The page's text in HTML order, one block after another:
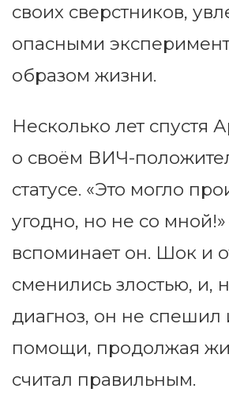
своих сверстников,
опасными
образом жизни.
Несколько лет спустя
о своём ВИЧ-
статусе. «Это могло
угодно, но не со
вспоминает он. Шок и
сменились злостью, и,
диагноз, он не спешил
помощи, продолжая
считал правильным.